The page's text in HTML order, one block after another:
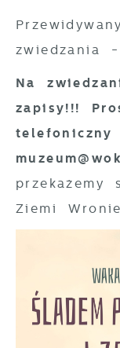
zwiedzania
Na
zapisy!!!
przekażemy
Ziemi